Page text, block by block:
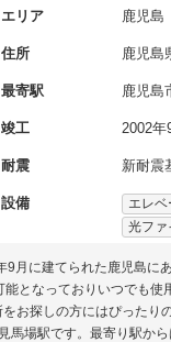
エリア 鹿児島
住所 鹿児島
最寄駅 鹿児島
竣工 2002年
耐震 新耐震
設備 エレ
光ファ
月に建てられた鹿児島に
となっておりいつでも
お探しの方にはぴったりの
馬場駅です。最寄り駅か